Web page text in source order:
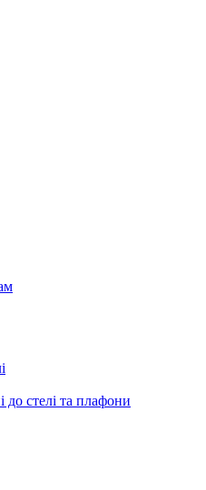
до стелі та плафони